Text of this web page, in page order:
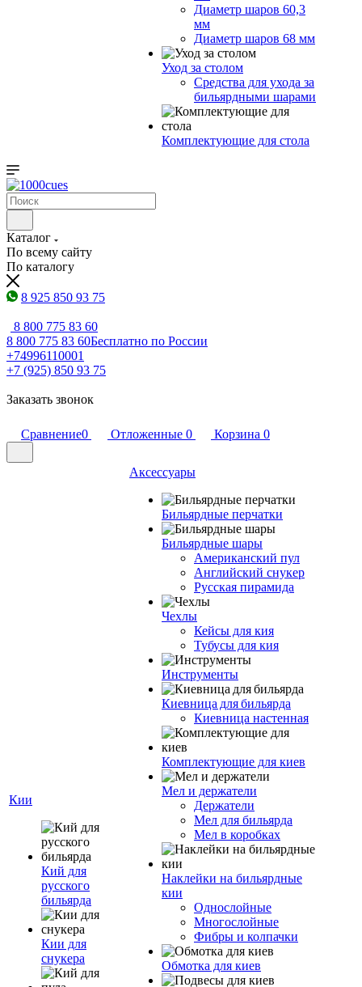
Диаметр шаров 60,3
мм
Диаметр шаров 68 мм
Уход за столом
Средства для ухода за
бильярдными шарами
Комплектующие для стола
Каталог
По всему сайту
По каталогу
8 925 850 93 75
8 800 775 83 60
8 800 775 83 60Бесплатно по России
+74996110001
+7 (925) 850 93 75
Заказать звонок
Сравнение0 Отложенные 0 Корзина 0
Кии
Кий для
русского
бильярда
Кии для
снукера
Аксессуары
Бильярдные перчатки
Бильярдные шары
Американский пул
Английский снукер
Русская пирамида
Чехлы
Кейсы для кия
Тубусы для кия
Инструменты
Киевница для бильярда
Киевница настенная
Комплектующие для киев
Мел и держатели
Держатели
Мел для бильярда
Мел в коробках
Наклейки на бильярдные
кии
Однослойные
Многослойные
Фибры и колпачки
Обмотка для киев